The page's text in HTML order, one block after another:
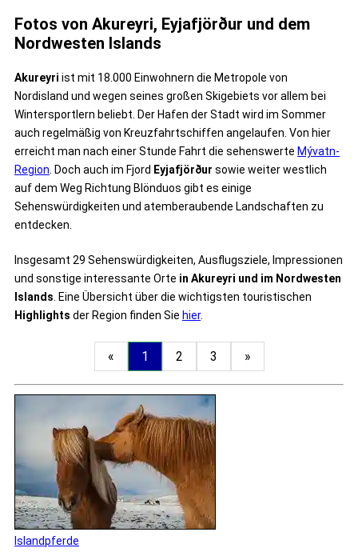
Fotos von Akureyri, Eyjafjörður und dem
Nordwesten Islands
Akureyri ist mit 18.000 Einwohnern die Metropole von
Nordisland und wegen seines großen Skigebiets vor allem bei
Wintersportlern beliebt. Der Hafen der Stadt wird im Sommer
auch regelmäßig von Kreuzfahrtschiffen angelaufen. Von hier
erreicht man nach einer Stunde Fahrt die sehenswerte Mývatn-
Region . Doch auch im Fjord Eyjafjörður sowie weiter westlich
auf dem Weg Richtung Blönduos gibt es einige
Sehenswürdigkeiten und atemberaubende Landschaften zu
entdecken.
Insgesamt 29 Sehenswürdigkeiten, Ausflugsziele, Impressionen
und sonstige interessante Orte in Akureyri und im Nordwesten
Islands . Eine Übersicht über die wichtigsten touristischen
Highlights der Region finden Sie hier.
« 1 2 3 »
Islandpferde